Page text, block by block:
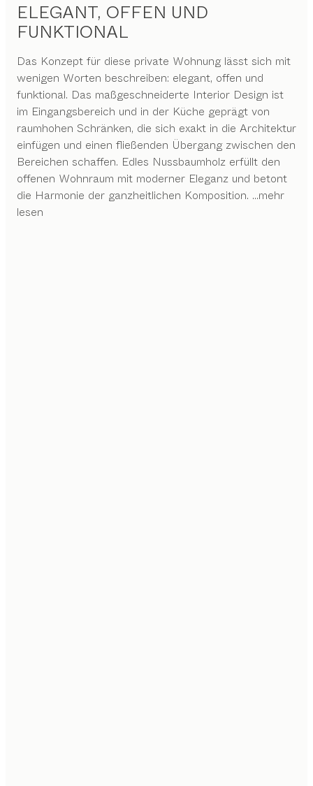
ELEGANT, OFFEN UND
FUNKTIONAL
Das Konzept für diese private Wohnung lässt sich mit
wenigen Worten beschreiben: elegant, offen und
funktional. Das maßgeschneiderte Interior Design ist
im Eingangsbereich und in der Küche geprägt von
raumhohen Schränken, die sich exakt in die Architektur
einfügen und einen fließenden Übergang zwischen den
Bereichen schaffen. Edles Nussbaumholz erfüllt den
offenen Wohnraum mit moderner Eleganz und betont
die Harmonie der ganzheitlichen Komposition. ...mehr
lesen